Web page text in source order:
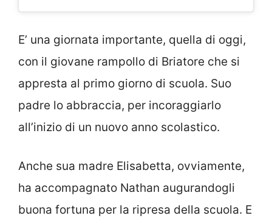
E’ una giornata importante, quella di oggi,
con il giovane rampollo di Briatore che si
appresta al primo giorno di scuola. Suo
padre lo abbraccia, per incoraggiarlo
all’inizio di un nuovo anno scolastico.
Anche sua madre Elisabetta, ovviamente,
ha accompagnato Nathan augurandogli
buona fortuna per la ripresa della scuola. E